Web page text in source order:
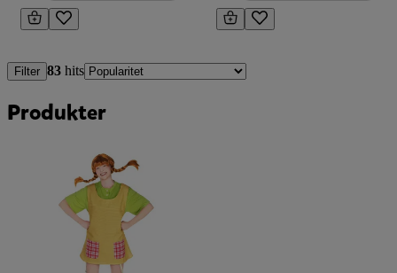
Filter 83 hits
Produkter